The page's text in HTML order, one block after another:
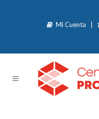
Mi Cuenta